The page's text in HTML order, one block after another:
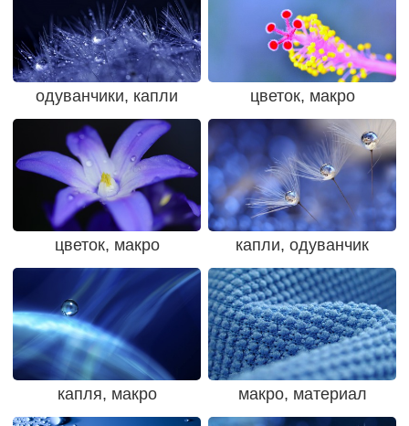
одуванчики, капли цветок, макро
цветок, макро капли, одуванчик
капля, макро макро, материал